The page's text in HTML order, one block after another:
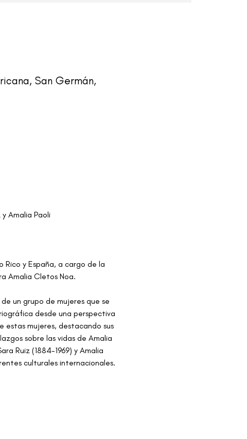
San Germán,
Amalia Paoli
Rico y España, a cargo de la
Amalia Cletos Noa.
un grupo de mujeres que se
desde una perspectiva
estas mujeres, destacando sus
sobre las vidas de Amalia
Ruiz (1884-1969) y Amalia
culturales internacionales.